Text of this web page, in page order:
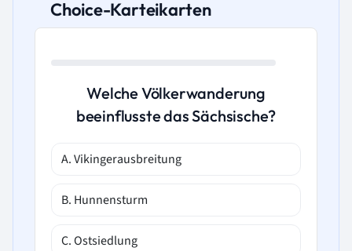
Choice-Karteikarten
Welche Völkerwanderung
beeinflusste das Sächsische?
A. Vikingerausbreitung
B. Hunnensturm
C. Ostsiedlung